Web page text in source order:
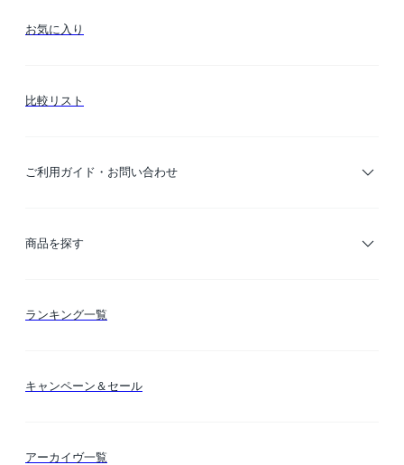
お気に入り
比較リスト
ご利用ガイド・お問い合わせ
ご利用ガイド
商品を探す
カテゴリー検索
ランキング一覧
キャンペーン＆セール
アーカイヴ一覧